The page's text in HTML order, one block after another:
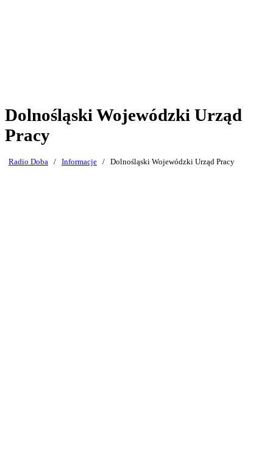
Dolnośląski Wojewódzki Urząd
Pracy
Radio Doba / Informacje / Dolnośląski Wojewódzki Urząd Pracy